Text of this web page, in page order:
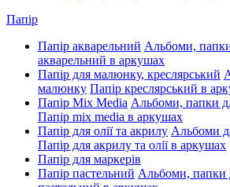
Папір
Папір акварельний Альбоми, папки
акварельний в аркушах
Папір для малюнку, креслярський
малюнку Папір креслярський в
Папір Mix Media Альбоми, папки
Папір mix media в аркушах
Папір для олії та акрилу Альбоми
Папір для акрилу та олії в аркушах
Папір для маркерів
Папір пастельний Альбоми, папки